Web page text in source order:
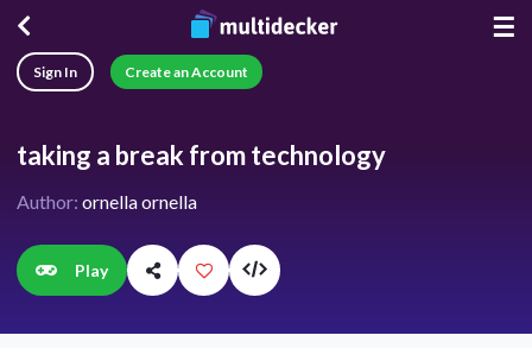
☰
Sign In Create an Account
taking a break from technology
Author: ornella ornella
Play